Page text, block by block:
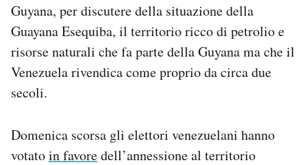
Area Personale
Newsletter
Notifiche mobile
Hai bisogno di aiuto?
Esci
Guyana, per discutere della situazione della
Guayana Esequiba, il territorio ricco di petrolio e
risorse naturali che fa parte della Guyana ma che il
Venezuela rivendica come proprio da circa due
secoli.
Domenica scorsa gli elettori venezuelani hanno
votatoin favoredell’annessione al territorio